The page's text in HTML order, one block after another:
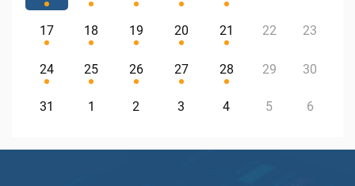
17 18 19 20 21 22 23
24 25 26 27 28 29 30
31 1 2 3 4 5 6